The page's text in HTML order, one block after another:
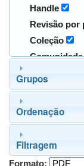
Handle
Revisão por
Coleção
Comunidade
Grupos
Ordenação
Filtragem
Formato: